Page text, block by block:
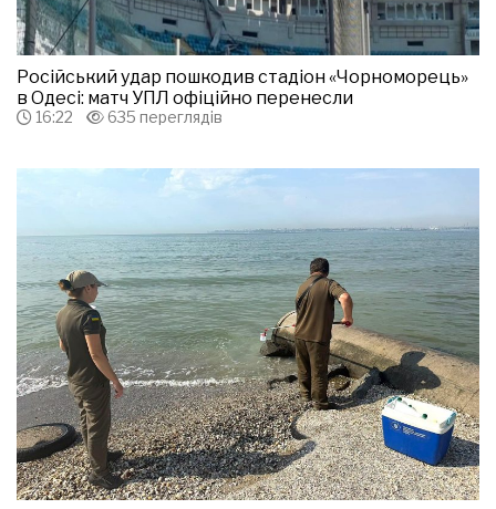
Російський удар пошкодив стадіон «Чорноморець»
в Одесі: матч УПЛ офіційно перенесли
16:22 635 переглядів